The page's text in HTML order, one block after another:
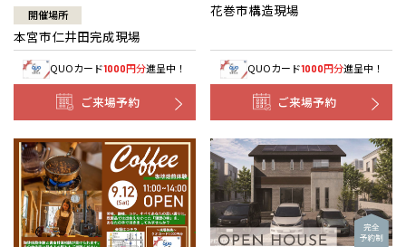
開催場所
本宮市仁井田完成現場
QUOカード1000円分進呈中！
ご来場予約
花巻市構造現場
QUOカード1000円分進呈中！
ご来場予約